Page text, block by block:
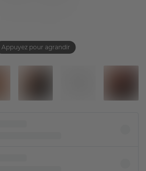
Appuyez pour agrandir